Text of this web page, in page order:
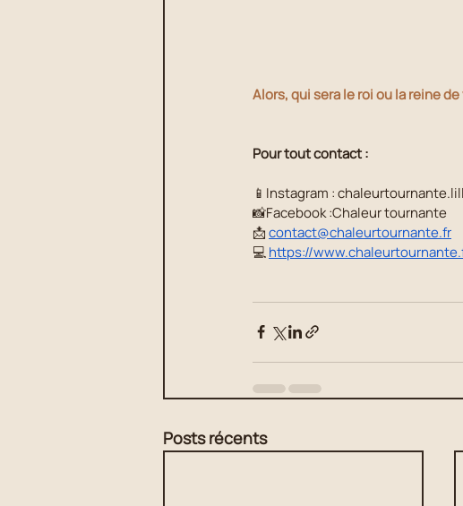
Alors, qui sera le roi ou la reine
Pour tout contact :
📱Instagram :
📸Facebook :Chaleur tournante
📩 contact@chaleurtournante.fr
💻 https://
Posts récents